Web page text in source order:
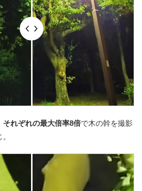
それぞれの最大倍率8倍で木の幹を撮影